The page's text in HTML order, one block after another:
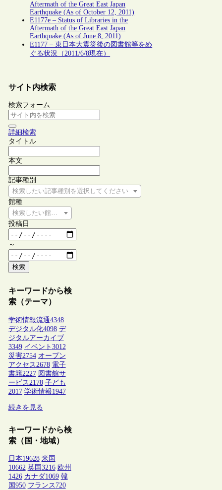
Aftermath of the Great East Japan
Earthquake (As of October 12, 2011)
E1177e – Status of Libraries in the
Aftermath of the Great East Japan
Earthquake (As of June 8, 2011)
E1177 – 東日本大震災後の図書館等をめ
ぐる状況（2011/6/8現在）
サイト内検索
検索フォーム
詳細検索
タイトル
本文
記事種別
検索したい記事種別を選択してください
館種
検索したい館種を選択してください
投稿日
～
検索
キーワードから検
索（テーマ）
学術情報流通4348
デジタル化4098 デ
ジタルアーカイブ
3349 イベント 3012
災害2754 オープン
アクセス 2678 電子
書籍2227 図書館サ
ービス 2178 子ども
2017 学術情報1947
続きを見る
キーワードから検
索（国・地域）
日本19628 米国
10662 英国 3216 欧州
1426 カナダ1069 韓
国 950 フランス 720